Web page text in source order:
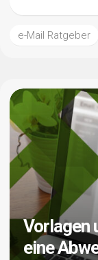
e-Mail Ratgeber
Vorlagen
eine